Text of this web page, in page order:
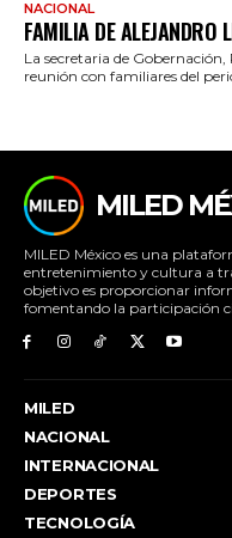
NACIONAL
FAMILIA DE ALEJANDRO
La secretaria de
reunión con familiares del
MILED
MILED México es una
entretenimiento y cultura a
objetivo es proporcionar
fomentando la participación
MILED
NACIONAL
INTERNACIONAL
DEPORTES
TECNOLOGÍA